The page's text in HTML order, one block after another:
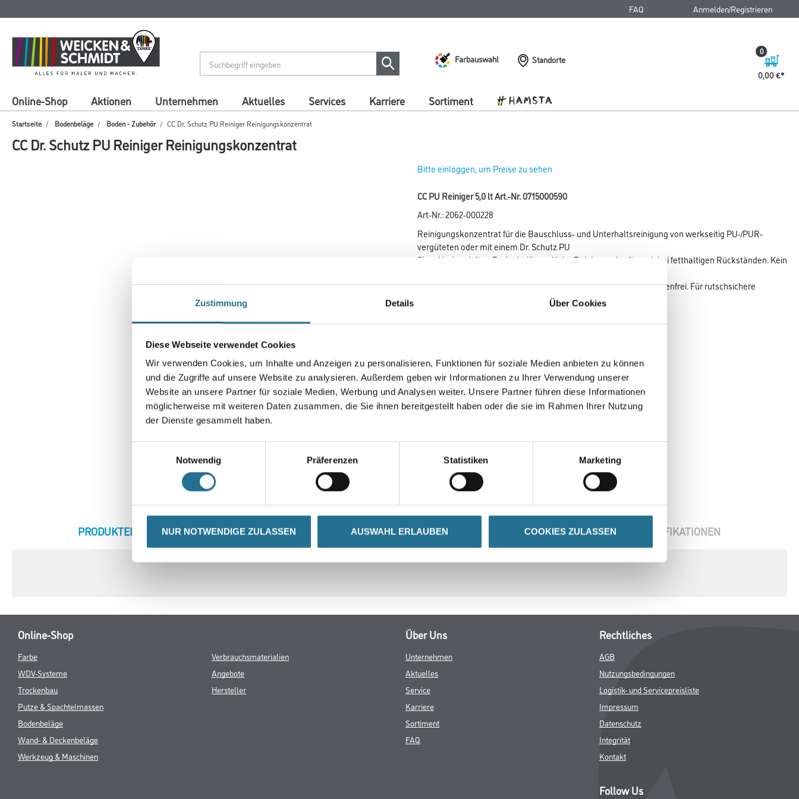
Zustimmung Details Über Cookies
Diese Webseite verwendet Cookies
Wir verwenden Cookies, um Inhalte und Anzeigen zu personalisieren, Funktionen für soziale Medien anbieten zu können
und die Zugriffe auf unsere Website zu analysieren. Außerdem geben wir Informationen zu Ihrer Verwendung unserer
Website an unsere Partner für soziale Medien, Werbung und Analysen weiter. Unsere Partner führen diese Informationen
möglicherweise mit weiteren Daten zusammen, die Sie ihnen bereitgestellt haben oder die sie im Rahmen Ihrer Nutzung
der Dienste gesammelt haben.
Notwendig
Präferenzen Statistiken Marketing
NUR NOTWENDIGE ZULASSEN AUSWAHL ERLAUBEN COOKIES ZULASSEN
springen
springen
FAQ Anmelden/Registrieren
Farbauswahl
Standorte
0,00 €
0
Online-Shop Aktionen Unternehmen Aktuelles Services Karriere Sortiment
Startseite Bodenbeläge Boden - Zubehör CC Dr. Schutz PU Reiniger Reinigungskonzentrat
CC Dr. Schutz PU Reiniger Reinigungskonzentrat
Bitte einloggen, um Preise zu sehen
CC PU Reiniger 5,0 lt Art.-Nr. 0715000590
Art-Nr.:2062-000228
Reinigungskonzentrat für die Bauschluss- und Unterhaltsreinigung von werkseitig PU-/PUR-
vergüteten oder mit einem Dr. Schutz PU
Siegel behandelten Bodenbelägen. Hohe Reinigungskraft, auch bei fetthaltigen Rückständen. Kein
Bildung von Grauschleiern. Reinigung ohne Pflegerückstand, streifenfrei. Für rutschsichere
Umrechnungsfaktoren
CURRENT
PRODUKTEIGENSCHAFTEN ZUSATZINFOS GEFAHRENHINWEISE DATENBLÄTTER SPEZIFIKATIONEN
Online-Shop
Farbe
WDV-Systeme
Trockenbau
Putze & Spachtelmassen
Bodenbeläge
Wand- & Deckenbeläge
Werkzeug & Maschinen
Verbrauchsmaterialien
Angebote
Hersteller
Über Uns
Unternehmen
Aktuelles
Service
Karriere
Sortiment
FAQ
Rechtliches
AGB
Nutzungsbedingungen
Logistik- und Servicepreisliste
Impressum
Datenschutz
Integrität
Kontakt
Follow Us